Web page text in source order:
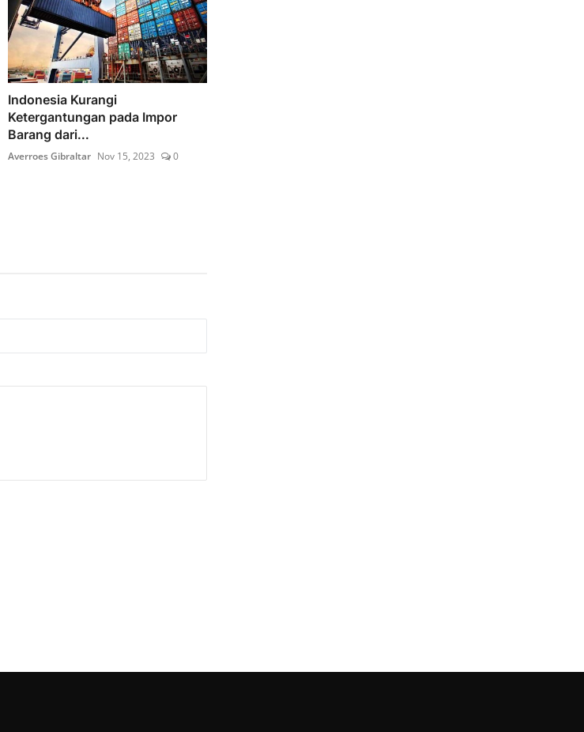
Indonesia Kurangi
Ketergantungan pada Impor
Barang dari...
Averroes Gibraltar Nov 15, 2023 0